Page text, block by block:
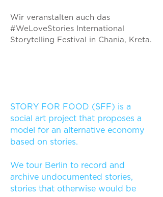
Wir veranstalten auch das
#WeLoveStories International
Storytelling Festival in Chania, Kreta.
STORY FOR FOOD (SFF) is a
social art project that proposes a
model for an alternative economy
based on stories.
We tour Berlin to record and
archive undocumented stories,
stories that otherwise would be